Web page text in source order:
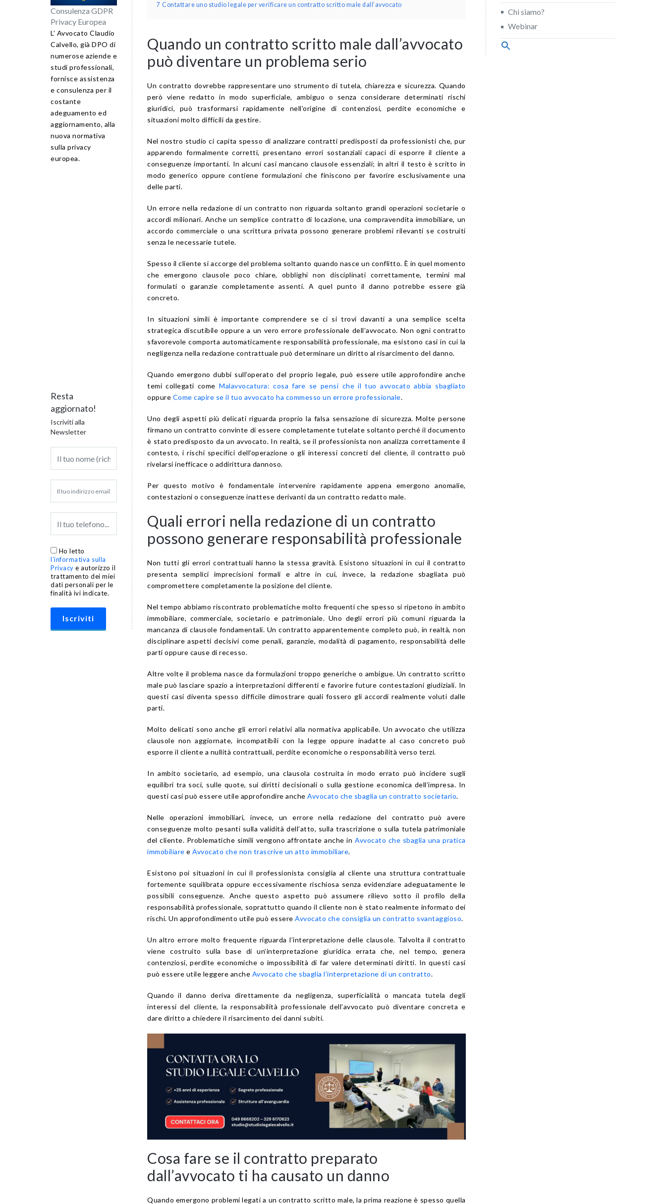
Consulenza GDPR
Privacy Europea
L’ Avvocato Claudio
Calvello, già DPO di
numerose aziende e
studi professionali,
fornisce assistenza
e consulenza per il
costante
adeguamento ed
aggiornamento, alla
nuova normativa
sulla privacy
europea.
Resta
aggiornato!
Iscriviti alla
Newsletter
Ho letto
l’informativa sulla
Privacy e autorizzo il
trattamento dei miei
dati personali per le
finalità ivi indicate.
7 Contattare uno studio legale per verificare un contratto scritto male dall’avvocato
Quando un contratto scritto male dall’avvocato
può diventare un problema serio
Un contratto dovrebbe rappresentare uno strumento di tutela, chiarezza e sicurezza. Quando
però viene redatto in modo superficiale, ambiguo o senza considerare determinati rischi
giuridici, può trasformarsi rapidamente nell’origine di contenziosi, perdite economiche e
situazioni molto difficili da gestire.
Nel nostro studio ci capita spesso di analizzare contratti predisposti da professionisti che, pur
apparendo formalmente corretti, presentano errori sostanziali capaci di esporre il cliente a
conseguenze importanti. In alcuni casi mancano clausole essenziali; in altri il testo è scritto in
modo generico oppure contiene formulazioni che finiscono per favorire esclusivamente una
delle parti.
Un errore nella redazione di un contratto non riguarda soltanto grandi operazioni societarie o
accordi milionari. Anche un semplice contratto di locazione, una compravendita immobiliare, un
accordo commerciale o una scrittura privata possono generare problemi rilevanti se costruiti
senza le necessarie tutele.
Spesso il cliente si accorge del problema soltanto quando nasce un conflitto. È in quel momento
che emergono clausole poco chiare, obblighi non disciplinati correttamente, termini mal
formulati o garanzie completamente assenti. A quel punto il danno potrebbe essere già
concreto.
In situazioni simili è importante comprendere se ci si trovi davanti a una semplice scelta
strategica discutibile oppure a un vero errore professionale dell’avvocato. Non ogni contratto
sfavorevole comporta automaticamente responsabilità professionale, ma esistono casi in cui la
negligenza nella redazione contrattuale può determinare un diritto al risarcimento del danno.
Quando emergono dubbi sull’operato del proprio legale, può essere utile approfondire anche
temi collegati comeMalavvocatura: cosa fare se pensi che il tuo avvocato abbia sbagliato
oppure Come capire se il tuo avvocato ha commesso un errore professionale.
Uno degli aspetti più delicati riguarda proprio la falsa sensazione di sicurezza. Molte persone
firmano un contratto convinte di essere completamente tutelate soltanto perché il documento
è stato predisposto da un avvocato. In realtà, se il professionista non analizza correttamente il
contesto, i rischi specifici dell’operazione o gli interessi concreti del cliente, il contratto può
rivelarsi inefficace o addirittura dannoso.
Per questo motivo è fondamentale intervenire rapidamente appena emergono anomalie,
contestazioni o conseguenze inattese derivanti da un contratto redatto male.
Quali errori nella redazione di un contratto
possono generare responsabilità professionale
Non tutti gli errori contrattuali hanno la stessa gravità. Esistono situazioni in cui il contratto
presenta semplici imprecisioni formali e altre in cui, invece, la redazione sbagliata può
compromettere completamente la posizione del cliente.
Nel tempo abbiamo riscontrato problematiche molto frequenti che spesso si ripetono in ambito
immobiliare, commerciale, societario e patrimoniale. Uno degli errori più comuni riguarda la
mancanza di clausole fondamentali. Un contratto apparentemente completo può, in realtà, non
disciplinare aspetti decisivi come penali, garanzie, modalità di pagamento, responsabilità delle
parti oppure cause di recesso.
Altre volte il problema nasce da formulazioni troppo generiche o ambigue. Un contratto scritto
male può lasciare spazio a interpretazioni differenti e favorire future contestazioni giudiziali. In
questi casi diventa spesso difficile dimostrare quali fossero gli accordi realmente voluti dalle
parti.
Molto delicati sono anche gli errori relativi alla normativa applicabile. Un avvocato che utilizza
clausole non aggiornate, incompatibili con la legge oppure inadatte al caso concreto può
esporre il cliente a nullità contrattuali, perdite economiche o responsabilità verso terzi.
In ambito societario, ad esempio, una clausola costruita in modo errato può incidere sugli
equilibri tra soci, sulle quote, sui diritti decisionali o sulla gestione economica dell’impresa. In
questi casi può essere utile approfondire anche Avvocato che sbaglia un contratto societario.
Nelle operazioni immobiliari, invece, un errore nella redazione del contratto può avere
conseguenze molto pesanti sulla validità dell’atto, sulla trascrizione o sulla tutela patrimoniale
del cliente. Problematiche simili vengono affrontate anche in Avvocato che sbaglia una pratica
immobiliare e Avvocato che non trascrive un atto immobiliare.
Esistono poi situazioni in cui il professionista consiglia al cliente una struttura contrattuale
fortemente squilibrata oppure eccessivamente rischiosa senza evidenziare adeguatamente le
possibili conseguenze. Anche questo aspetto può assumere rilievo sotto il profilo della
responsabilità professionale, soprattutto quando il cliente non è stato realmente informato dei
rischi. Un approfondimento utile può essere Avvocato che consiglia un contratto svantaggioso.
Un altro errore molto frequente riguarda l’interpretazione delle clausole. Talvolta il contratto
viene costruito sulla base di un’interpretazione giuridica errata che, nel tempo, genera
contenziosi, perdite economiche o impossibilità di far valere determinati diritti. In questi casi
può essere utile leggere anche Avvocato che sbaglia l’interpretazione di un contratto.
Quando il danno deriva direttamente da negligenza, superficialità o mancata tutela degli
interessi del cliente, la responsabilità professionale dell’avvocato può diventare concreta e
dare diritto a chiedere il risarcimento dei danni subiti.
Cosa fare se il contratto preparato
dall’avvocato ti ha causato un danno
Quando emergono problemi legati a un contratto scritto male, la prima reazione è spesso quella
Chi siamo?
Webinar